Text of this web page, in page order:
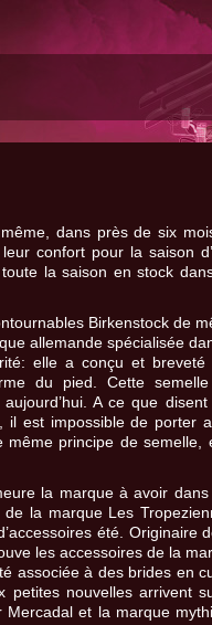
dans près de six
confort pour la saison
la saison en stock
Birkenstock de
allemande spécialisée
elle a conçu et breveté
du pied. Cette
A ce que
il est impossible de porter
principe de semelle,
la marque à avoir dans
la marque Les
été. Originaire
les accessoires de la
associée à des brides en
petites nouvelles arrivent
Mercadal et la marque